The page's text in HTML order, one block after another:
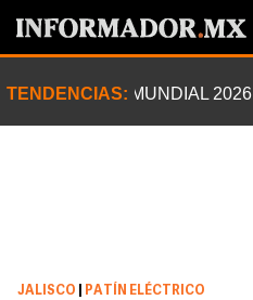
TENDENCIAS: MUNDIAL 2026
JALISCO PATÍN ELÉCTRICO